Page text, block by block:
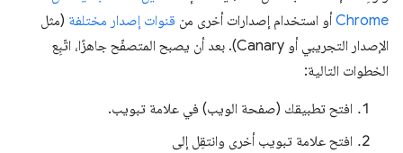
Chrome أو استخدام إصدارات أخرى من قنوات إصدار مختلفة (مثل
الإصدار التجريبي أو Canary). بعد أن يصبح المتصفّح جاهزًا، اتّبِع
الخطوات التالية:
افتح تطبيقك (صفحة الويب) في علامة تبويب.
افتح علامة تبويب أخرى وانتقِل إلى